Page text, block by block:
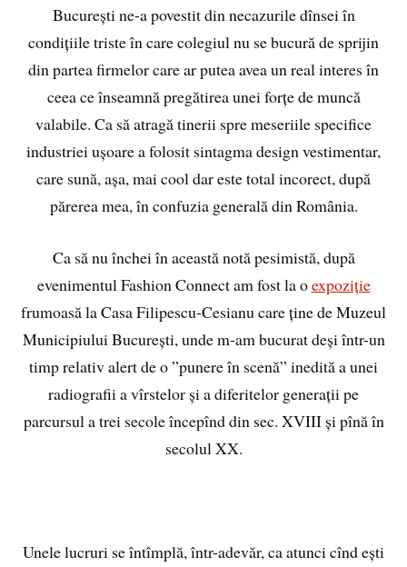
București ne-a povestit din necazurile dînsei în
condițiile triste în care colegiul nu se bucură de sprijin
din partea firmelor care ar putea avea un real interes în
ceea ce înseamnă pregătirea unei forțe de muncă
valabile. Ca să atragă tinerii spre meseriile specifice
industriei ușoare a folosit sintagma design vestimentar,
care sună, așa, mai cool dar este total incorect, după
părerea mea, în confuzia generală din România.
Ca să nu închei în această notă pesimistă, după
evenimentul Fashion Connect am fost la oexpoziție
frumoasă la Casa Filipescu-Cesianu care ține de Muzeul
Municipiului București, unde m-am bucurat deși într-un
timp relativ alert de o ”punere în scenă” inedită a unei
radiografii a vîrstelor și a diferitelor generații pe
parcursul a trei secole începînd din sec. XVIII și pînă în
secolul XX.
Unele lucruri se întîmplă, într-adevăr, ca atunci cînd ești